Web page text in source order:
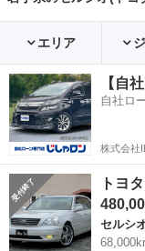
エリア
【自
自社ロ
株式会社
トヨ
セルシ